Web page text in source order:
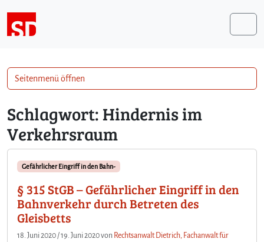
Schlagwort: Hindernis im
Verkehrsraum
Gefährlicher Eingriff in den Bahn-
§ 315 StGB – Gefährlicher Eingriff in den
Bahnverkehr durch Betreten des
Gleisbetts
18. Juni 2020 /19. Juni 2020von Rechtsanwalt Dietrich, Fachanwalt für
Seitenmenü öffnen